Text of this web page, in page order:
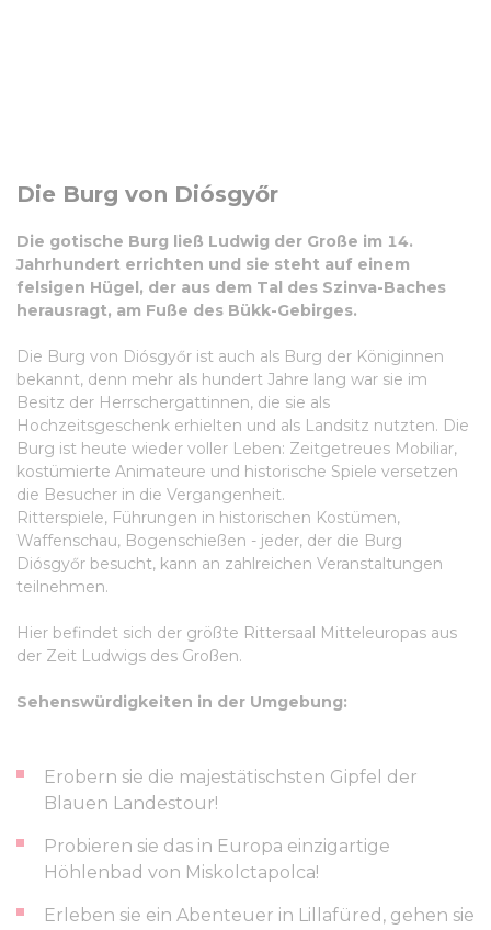
Die Burg von Diósgyőr
Die gotische Burg ließ Ludwig der Große im 14.
Jahrhundert errichten und sie steht auf einem
felsigen Hügel, der aus dem Tal des Szinva-Baches
herausragt, am Fuße des Bükk-Gebirges.
Die Burg von Diósgyőr ist auch als Burg der Königinnen
bekannt, denn mehr als hundert Jahre lang war sie im
Besitz der Herrschergattinnen, die sie als
Hochzeitsgeschenk erhielten und als Landsitz nutzten. Die
Burg ist heute wieder voller Leben: Zeitgetreues Mobiliar,
kostümierte Animateure und historische Spiele versetzen
die Besucher in die Vergangenheit.
Ritterspiele, Führungen in historischen Kostümen,
Waffenschau, Bogenschießen - jeder, der die Burg
Diósgyőr besucht, kann an zahlreichen Veranstaltungen
teilnehmen.
Hier befindet sich der größte Rittersaal Mitteleuropas aus
der Zeit Ludwigs des Großen.
Sehenswürdigkeiten in der Umgebung:
Erobern sie die majestätischsten Gipfel der
Blauen Landestour!
Probieren sie das in Europa einzigartige
Höhlenbad von Miskolctapolca!
Erleben sie ein Abenteuer in Lillafüred, gehen sie